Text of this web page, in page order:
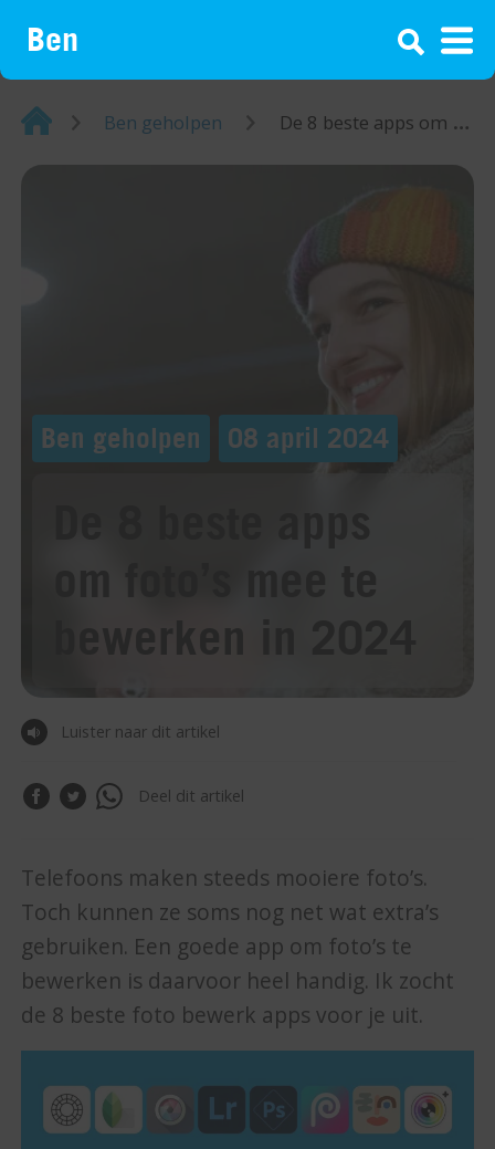
¡
Home Ben geholpen De 8 beste apps om foto’s mee te bewerken in 2024
Ben geholpen 08 april 2024
Luister naar dit artikel
Deel dit artikel
Telefoons maken steeds mooiere foto’s.
Toch kunnen ze soms nog net wat extra’s
gebruiken. Een goede app om foto’s te
bewerken is daarvoor heel handig. Ik zocht
de 8 beste foto bewerk apps voor je uit.